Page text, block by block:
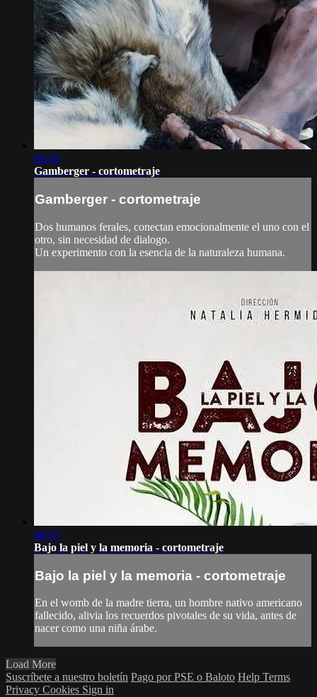
09:50
Gamberger - cortometraje
Gamberger - cortometraje
Dos humanos ferales, conectan emocionalmente el uno con el
otro, sin necesidad de dialogo.
Un experimento con la esencia de la naturaleza humana.
06:55
Bajo la piel y la memoria - cortometraje
Bajo la piel y la memoria - cortometraje
En el womb de la madre tierra, un hombre nativo americano
fallecido, alivia los recuerdos pivotales de su vida, antes de
nacer como una niña árabe.
Load More
Suscríbete a nuestro boletín Pago por PSE o Baloto Help Terms
Privacy Cookies Sign in